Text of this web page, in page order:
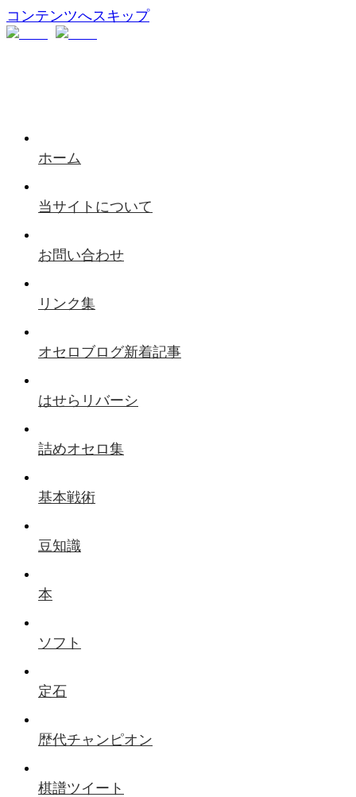
コンテンツへスキップ
ホーム
当サイトについて
お問い合わせ
リンク集
オセロブログ新着記事
はせらリバーシ
詰めオセロ集
基本戦術
豆知識
本
ソフト
定石
歴代チャンピオン
棋譜ツイート